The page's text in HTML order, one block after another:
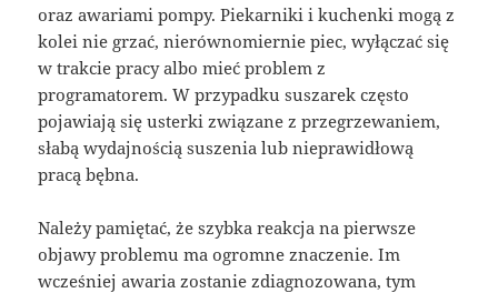
oraz awariami pompy. Piekarniki i kuchenki mogą z
kolei nie grzać, nierównomiernie piec, wyłączać się
w trakcie pracy albo mieć problem z
programatorem. W przypadku suszarek często
pojawiają się usterki związane z przegrzewaniem,
słabą wydajnością suszenia lub nieprawidłową
pracą bębna.
Należy pamiętać, że szybka reakcja na pierwsze
objawy problemu ma ogromne znaczenie. Im
wcześniej awaria zostanie zdiagnozowana, tym